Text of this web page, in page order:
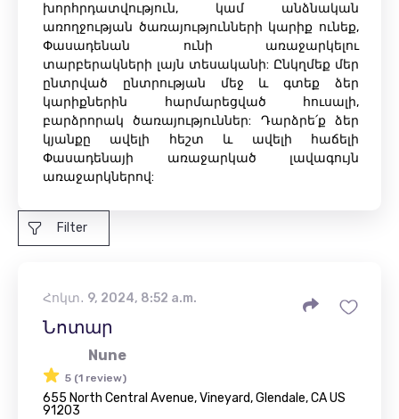
խորհրդատվություն, կամ անձնական
առողջության ծառայությունների կարիք ունեք,
Փասադենան ունի առաջարկելու
տարբերակների լայն տեսականի: Ընկղմեք մեր
ընտրված ընտրության մեջ և գտեք ձեր
կարիքներին հարմարեցված հուսալի,
բարձրորակ ծառայություններ: Դարձրե՛ք ձեր
կյանքը ավելի հեշտ և ավելի հաճելի
Փասադենայի առաջարկած լավագույն
առաջարկներով:
Filter
Հոկտ․ 9, 2024, 8:52 a.m.
Նոտար
Nune
5 (1 review)
655 North Central Avenue, Vineyard, Glendale, CA US
91203